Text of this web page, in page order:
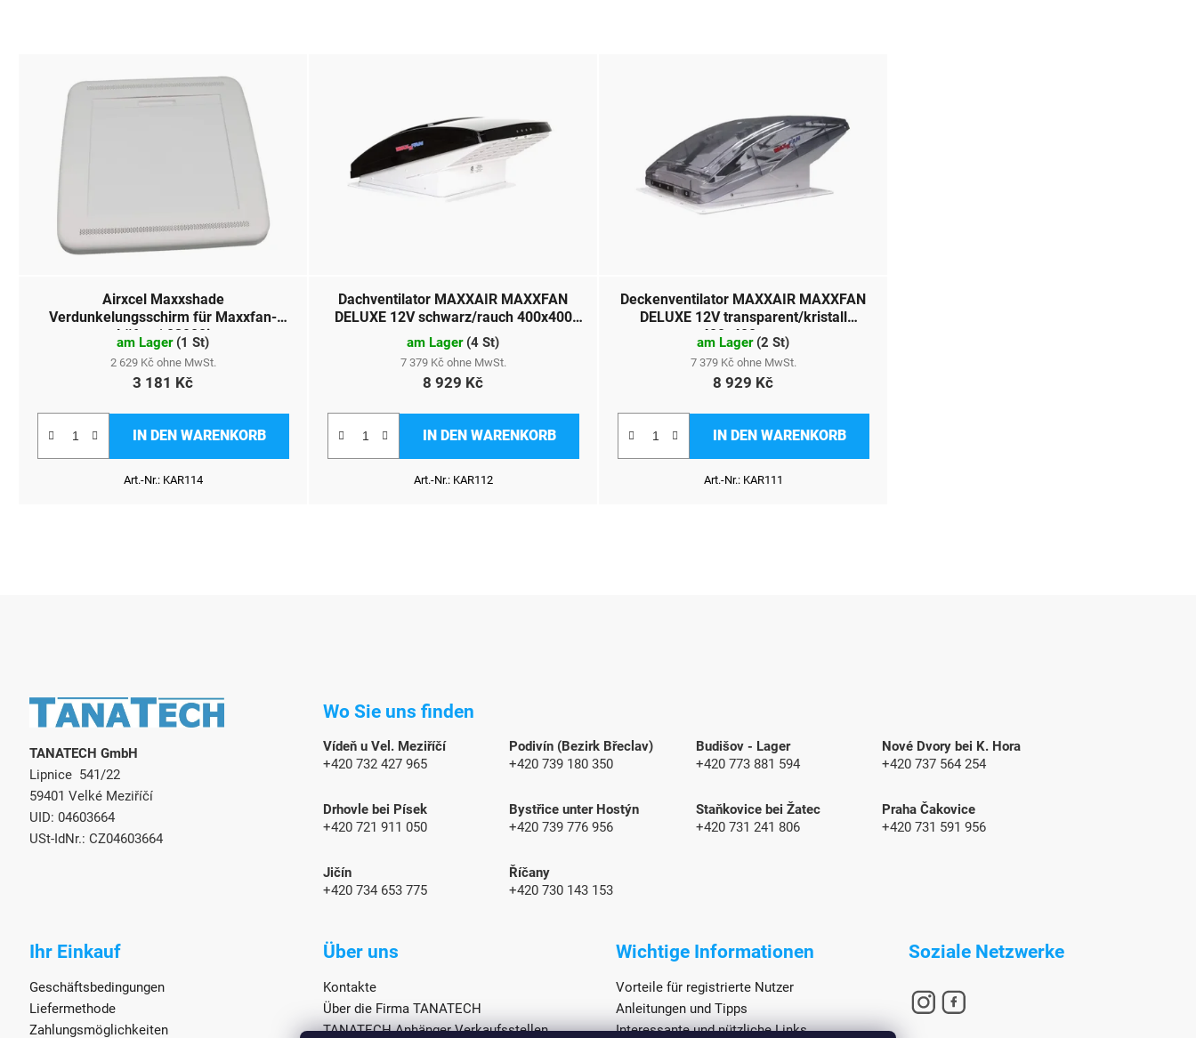
Airxcel Maxxshade
Verdunkelungsschirm für Maxxfan-
Lüfter | 03900i
am Lager (1 St)
2 629 Kč ohne MwSt.
3 181 Kč
IN DEN WARENKORB
Art.-Nr.: KAR114
Dachventilator MAXXAIR MAXXFAN
DELUXE 12V schwarz/rauch 400x400
am Lager (4 St)
7 379 Kč ohne MwSt.
8 929 Kč
IN DEN WARENKORB
Art.-Nr.: KAR112
Deckenventilator MAXXAIR MAXXFAN
DELUXE 12V transparent/kristall
400x400 mm
am Lager (2 St)
7 379 Kč ohne MwSt.
8 929 Kč
IN DEN WARENKORB
Art.-Nr.: KAR111
TANATECH GmbH
Lipnice 541/22
59401 Velké Meziříčí
UID: 04603664
USt-IdNr.: CZ04603664
Wo Sie uns finden
Vídeň u Vel. Meziříčí
+420 732 427 965
Podivín (Bezirk Břeclav)
+420 739 180 350
Budišov - Lager
+420 773 881 594
Nové Dvory bei K. Hora
+420 737 564 254
Drhovle bei Písek
+420 721 911 050
Bystřice unter Hostýn
+420 739 776 956
Staňkovice bei Žatec
+420 731 241 806
Praha Čakovice
+420 731 591 956
Jičín
+420 734 653 775
Říčany
+420 730 143 153
Ihr Einkauf
Geschäftsbedingungen
Liefermethode
Zahlungsmöglichkeiten
Über uns
Kontakte
Über die Firma TANATECH
TANATECH Anhänger Verkaufsstellen
Wichtige Informationen
Vorteile für registrierte Nutzer
Anleitungen und Tipps
Interessante und nützliche Links
Soziale Netzwerke